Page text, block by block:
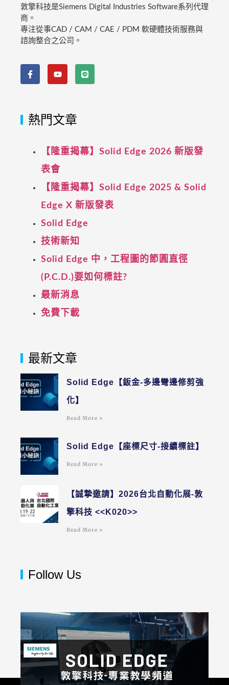
敦擎科技是Siemens Digital Industries Software系列代理
商。
專注從事CAD / CAM / CAE / PDM 軟硬體技術服務與
諮詢整合之公司。
熱門文章
【隆重揭幕】Solid Edge 2026 新版發
表會
【隆重揭幕】Solid Edge 2025 & Solid
Edge X 新版發表
Solid Edge
技術新知
Solid Edge 中，工程圖的節圓直徑
(P.C.D.)要如何標註?
最新消息
免費下載
最新文章
Solid Edge【鈑金-多邊彎邊修剪強
化】
Read More »
Solid Edge【座標尺寸-接續標註】
Read More »
【誠摯邀請】2026台北自動化展-敦
擎科技 <<K020>>
Read More »
Follow Us